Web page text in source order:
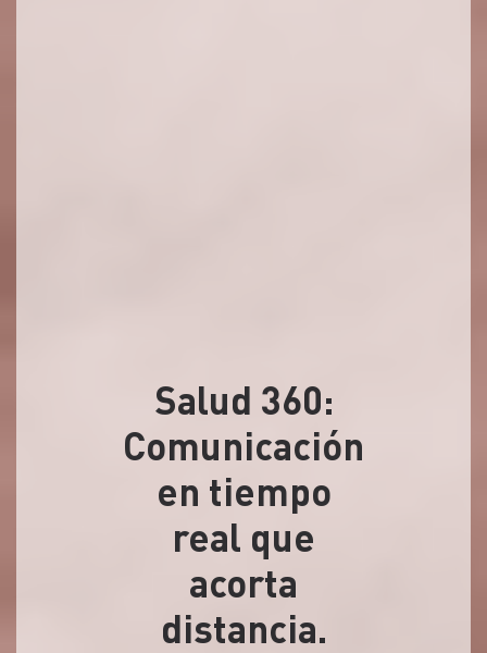
Salud 360:
Comunicación
en tiempo
real que
acorta
distancia.